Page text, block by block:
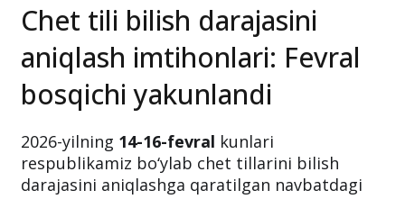
Chet tili bilish darajasini
aniqlash imtihonlari: Fevral
bosqichi yakunlandi
2026-yilning 14-16-fevral kunlari
respublikamiz bo‘ylab chet tillarini bilish
darajasini aniqlashga qaratilgan navbatdagi